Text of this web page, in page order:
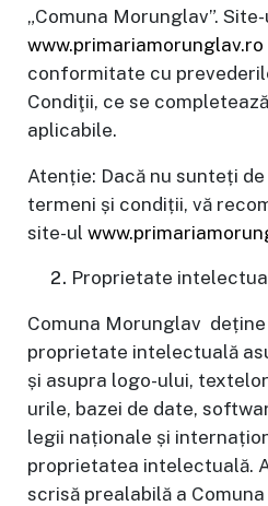
„Comuna Morunglav”.
www.primariamorunglav.ro
conformitate cu
Condiţii, ce se
aplicabile.
Atenție: Dacă nu sunteți
termeni și condiții, vă
site-ul
Proprietate
Comuna Morunglav
proprietate intelectuală
și asupra logo-ului,
urile, bazei de date,
legii naționale și
proprietatea intelectuală.
scrisă prealabilă a